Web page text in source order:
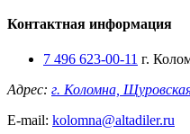
Контактная информация
7 496 623-00-11 г.
Адрес: г. Коломна,
E-mail: kolomna@altadiler.ru